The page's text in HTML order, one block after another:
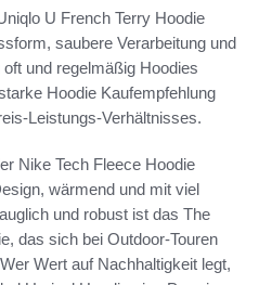
U French Terry Hoodie
saubere Verarbeitung und
und regelmäßig Hoodies
Hoodie Kaufempfehlung
Leistungs-Verhältnisses.
Nike Tech Fleece Hoodie
wärmend und mit viel
und robust ist das The
das sich bei Outdoor-Touren
Wert auf Nachhaltigkeit legt,